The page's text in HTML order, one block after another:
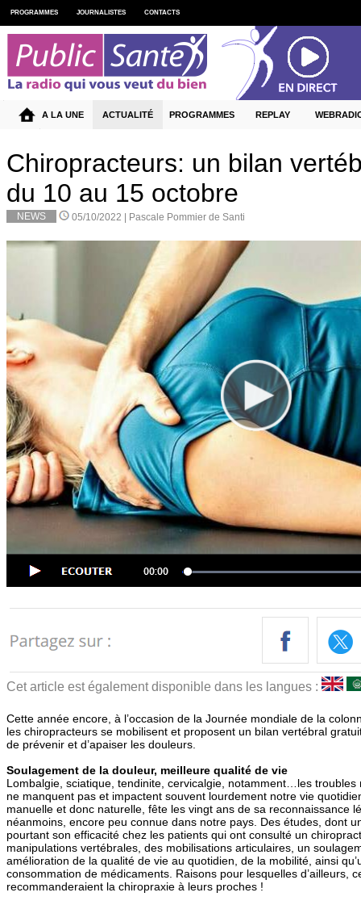
Chiropracteurs: un bilan
du 10 au 15 octobre
NEWS 05/10/2022 | Pascale Pommier de Santi
Cet article est également disponible dans les langues :
Cette année encore, à l’occasion de la Journée mondiale de la
les chiropracteurs se mobilisent et proposent un bilan vertébral
de prévenir et d’apaiser les douleurs.
Soulagement de la douleur, meilleure qualité de vie
Lombalgie, sciatique, tendinite, cervicalgie, notamment…les troubles
ne manquent pas et impactent souvent lourdement notre vie
manuelle et donc naturelle, fête les vingt ans de sa reconnaissance
néanmoins, encore peu connue dans notre pays. Des études, dont
pourtant son efficacité chez les patients qui ont consulté un
manipulations vertébrales, des mobilisations articulaires, un
amélioration de la qualité de vie au quotidien, de la mobilité, ainsi
consommation de médicaments. Raisons pour lesquelles d’ailleurs,
recommanderaient la chiropraxie à leurs proches !
PROGRAMMES JOURNALISTES CONTACTS
A LA UNE ACTUALITÉ PROGRAMMES REPLAY